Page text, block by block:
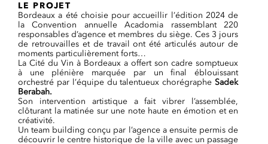
LE PROJET
Bordeaux a été choisie pour accueillir l’édition 2024 de
la Convention annuelle Acadomia rassemblant 220
responsables d’agence et membres du siège. Ces 3 jours
de retrouvailles et de travail ont été articulés autour de
moments particulièrement forts…
La Cité du Vin à Bordeaux a offert son cadre somptueux
à une plénière marquée par un final éblouissant
orchestré par l’équipe du talentueux chorégraphe Sadek
Berabah.
Son intervention artistique a fait vibrer l’assemblée,
clôturant la matinée sur une note haute en émotion et en
créativité.
Un team building conçu par l’agence a ensuite permis de
découvrir le centre historique de la ville avec un passage